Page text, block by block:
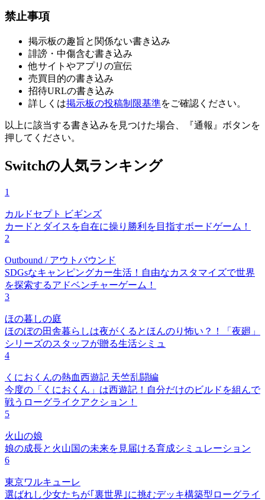
禁止事項
掲示板の趣旨と関係ない書き込み
誹謗・中傷含む書き込み
他サイトやアプリの宣伝
売買目的の書き込み
招待URLの書き込み
詳しくは掲示板の投稿制限基準をご確認ください。
以上に該当する書き込みを見つけた場合、
『通報』ボタンを
押してください。
Switchの人気ランキング
1
カルドセプト ビギンズ
カードとダイスを自在に操り勝利を目指すボードゲーム！
2
Outbound / アウトバウンド
SDGsなキャンピングカー生活！自由なカスタマイズで世界
を探索するアドベンチャーゲーム！
3
ほの暮しの庭
ほのぼの田舎暮らしは夜がくるとほんのり怖い？！「夜廻」
シリーズのスタッフが贈る生活シミュ
4
くにおくんの熱血西遊記 天竺乱闘編
今度の「くにおくん」は西遊記！自分だけのビルドを組んで
戦うローグライクアクション！
5
火山の娘
娘の成長と火山国の未来を見届ける育成シミュレーション
6
東京ワルキューレ
選ばれし少女たちが｢裏世界｣に挑むデッキ構築型ローグライ